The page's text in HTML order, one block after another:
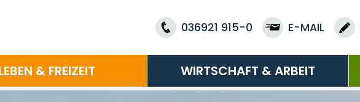
036921 915-0 E-MAIL
& FREIZEIT WIRTSCHAFT & ARBEIT